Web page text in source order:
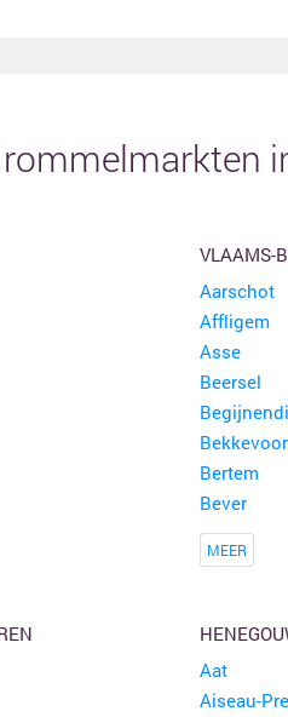
VLAAMS-
Aarschot
Affligem
Asse
Beersel
Bertem
Bever
MEER
Aat
Aiseau-